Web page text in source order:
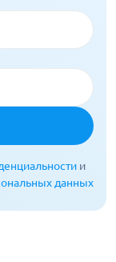
и
данных